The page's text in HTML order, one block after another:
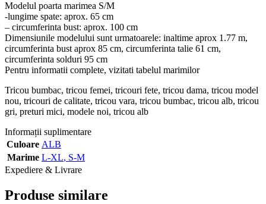
Modelul poarta marimea S/M
-lungime spate: aprox. 65 cm
– circumferinta bust: aprox. 100 cm
Dimensiunile modelului sunt urmatoarele: inaltime aprox 1.77 m,
circumferinta bust aprox 85 cm, circumferinta talie 61 cm,
circumferinta solduri 95 cm
Pentru informatii complete, vizitati tabelul marimilor
Tricou bumbac, tricou femei, tricouri fete, tricou dama, tricou model
nou, tricouri de calitate, tricou vara, tricou bumbac, tricou alb, tricou
gri, preturi mici, modele noi, tricou alb
Informații suplimentare
Culoare ALB
Marime L-XL, S-M
Expediere & Livrare
Produse similare